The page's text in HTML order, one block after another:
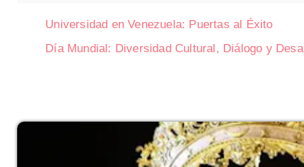
Universidad en Venezuela: Puertas al Éxito
Día Mundial: Diversidad Cultural, Diálogo y